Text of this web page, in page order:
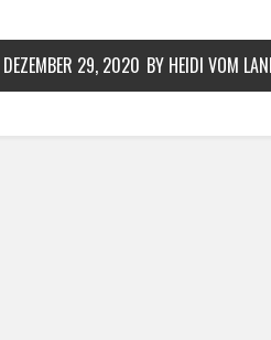
DEZEMBER 29, 2020 BY HEIDI VOM